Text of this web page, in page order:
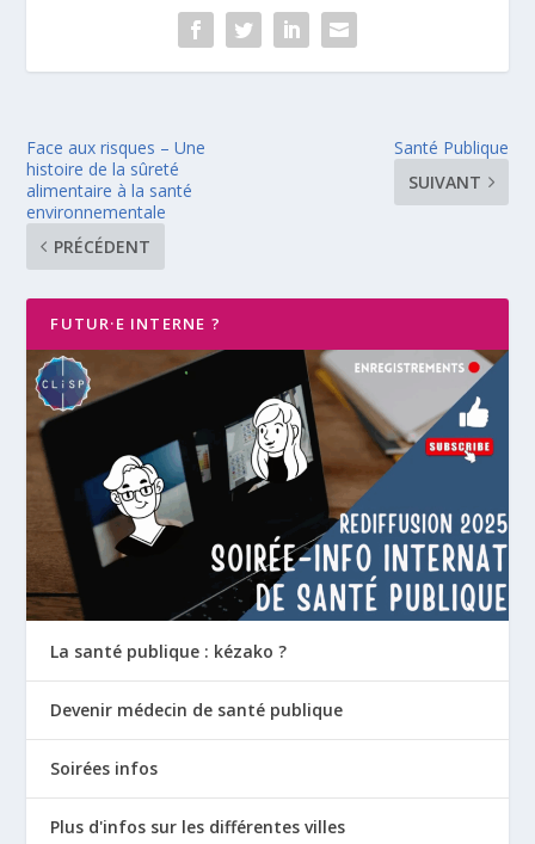
Face aux risques – Une
histoire de la sûreté
alimentaire à la santé
environnementale
PRÉCÉDENT
Santé Publique
SUIVANT
FUTUR·E INTERNE ?
La santé publique : kézako ?
Devenir médecin de santé publique
Soirées infos
Plus d'infos sur les différentes villes